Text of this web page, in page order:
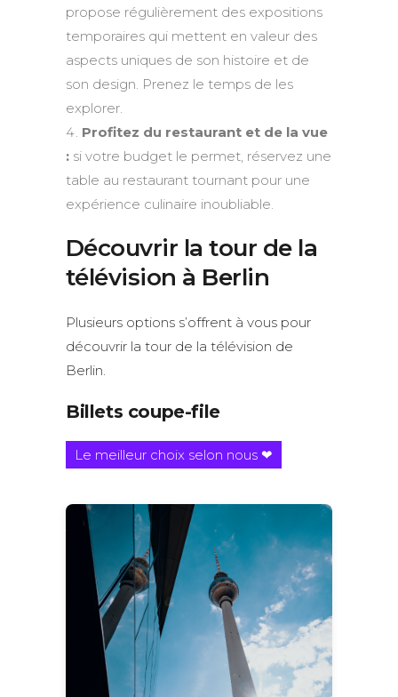
propose régulièrement des expositions
temporaires qui mettent en valeur des
aspects uniques de son histoire et de
son design. Prenez le temps de les
explorer.
Profitez du restaurant et de la vue
: si votre budget le permet, réservez une
table au restaurant tournant pour une
expérience culinaire inoubliable.
Découvrir la tour de la
télévision à Berlin
Plusieurs options s’offrent à vous pour
découvrir la tour de la télévision de
Berlin.
Billets coupe-file
Le meilleur choix selon nous ❤